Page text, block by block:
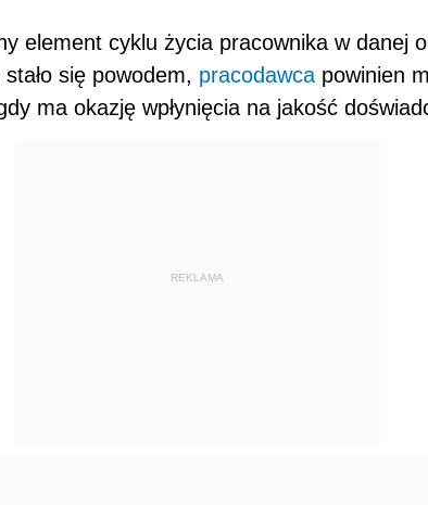
element cyklu życia pracownika w danej
się powodem, pracodawca powinien
ma okazję wpłynięcia na jakość
REKLAMA